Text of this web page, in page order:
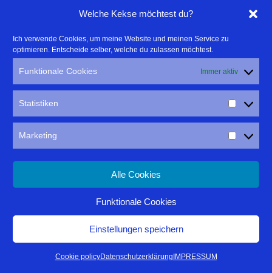
Welche Kekse möchtest du?
Ich verwende Cookies, um meine Website und meinen Service zu
optimieren. Entscheide selber, welche du zulassen möchtest.
Funktionale Cookies Immer aktiv
Statistiken
Marketing
Alle Cookies
Funktionale Cookies
Einstellungen speichern
Cookie policyDatenschutzerklärung IMPRESSUM
FAKTEN